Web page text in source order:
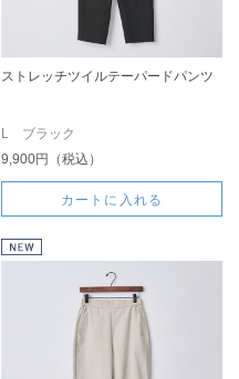
ストレッチツイルテーパードパンツ
L ブラック
9,900円（税込）
カートに入れる